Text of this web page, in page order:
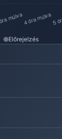
Előrejelzés